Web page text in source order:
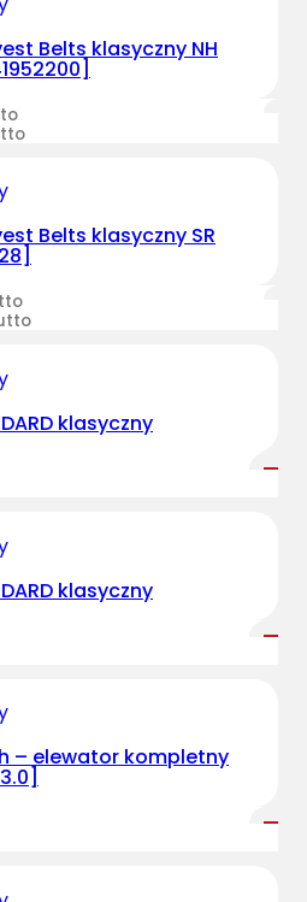
Belts klasyczny NH
Belts klasyczny SR
klasyczny
klasyczny
– elewator kompletny